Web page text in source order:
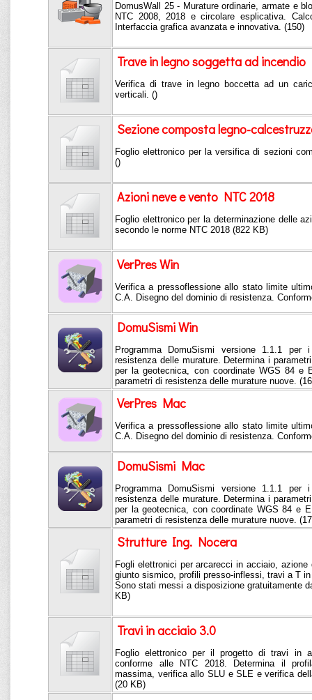
DomusWall 25 - Murature ordinarie, armate e
NTC 2008, 2018 e circolare esplicativa.
Interfaccia grafica avanzata e innovativa. (150)
Trave in legno soggetta ad incendio
Verifica di trave in legno boccetta ad un
verticali. ()
Sezione composta legno-
Foglio elettronico per la versifica di sezioni
()
Azioni neve e vento NTC 2018
Foglio elettronico per la determinazione delle
secondo le norme NTC 2018 (822 KB)
VerPres Win
Verifica a pressoflessione allo stato limite
C.A. Disegno del dominio di resistenza.
DomuSismi Win
Programma DomuSismi versione 1.1.1
resistenza delle murature. Determina i
per la geotecnica, con coordinate WGS 84 e
parametri di resistenza delle murature nuove.
VerPres Mac
Verifica a pressoflessione allo stato limite
C.A. Disegno del dominio di resistenza.
DomuSismi Mac
Programma DomuSismi versione 1.1.1
resistenza delle murature. Determina i
per la geotecnica, con coordinate WGS 84 e
parametri di resistenza delle murature nuove.
Strutture Ing. Nocera
Fogli elettronici per arcarecci in acciaio,
giunto sismico, profili presso-inflessi, travi a T
Sono stati messi a disposizione gratuitamente
KB)
Travi in acciaio 3.0
Foglio elettronico per il progetto di travi in
conforme alle NTC 2018. Determina il
massima, verifica allo SLU e SLE e verifica
(20 KB)